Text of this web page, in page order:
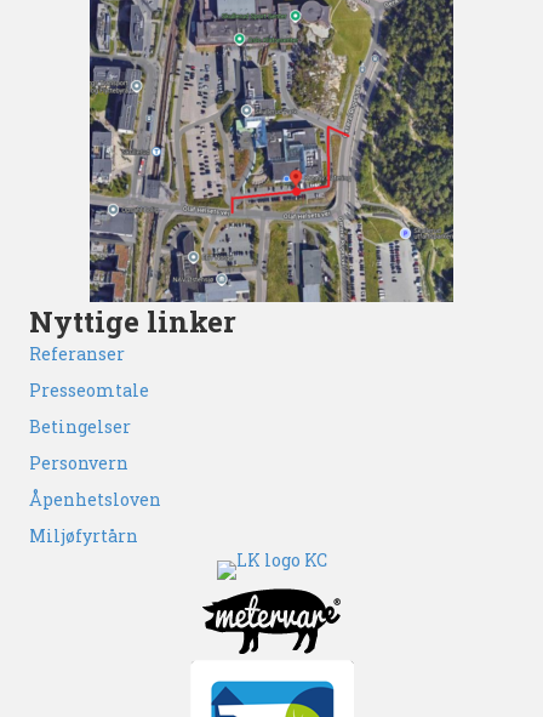
Nyttige linker
Referanser
Presseomtale
Betingelser
Personvern
Åpenhetsloven
Miljøfyrtårn